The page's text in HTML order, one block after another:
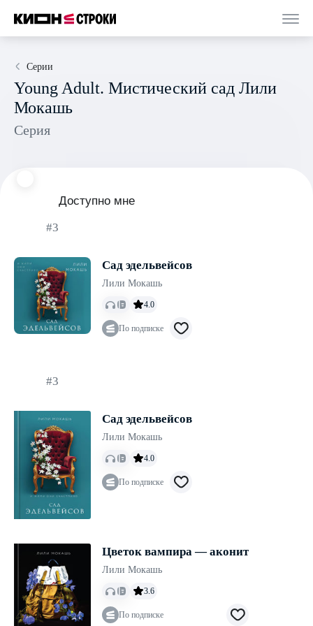
Серии
Young Adult. Мистический сад Лили
Мокашь
Серия
Доступно мне
#3
Сад эдельвейсов
Лили Мокашь
4.0
По подписке
#3
Сад эдельвейсов
Лили Мокашь
4.0
По подписке
Цветок вампира — аконит
Лили Мокашь
3.6
По подписке